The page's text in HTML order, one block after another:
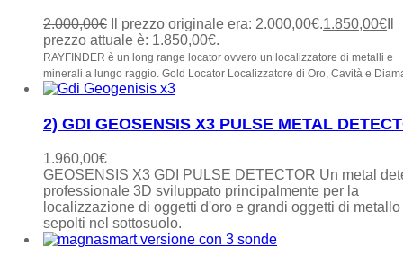
2.000,00€ Il prezzo originale era: 2.000,00€.1.850,00€
prezzo attuale è: 1.850,00€.
RAYFINDER è un long range locator ovvero un localizzatore di metalli e
minerali a lungo raggio. Gold Locator Localizzatore di Oro, Cavità e
2) GDI GEOSENSIS X3 PULSE METAL
1.960,00€
GEOSENSIS X3 GDI PULSE DETECTOR Un metal
professionale 3D sviluppato principalmente per la
localizzazione di oggetti d'oro e grandi oggetti di metallo
sepolti nel sottosuolo.